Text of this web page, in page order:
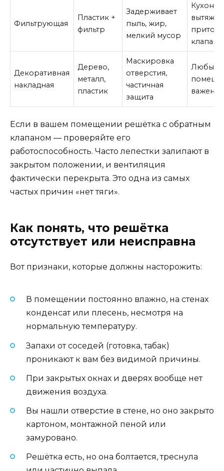
Фильтрующая
Пластик +
фильтр
Задерживает
пыль, жир,
мелкий мусор
клапаны
Декоративная
накладная
Дерево,
металл,
пластик
Маскировка
отверстия,
частичная
защита
Любые
важен
Если в вашем помещении решётка с обратным
клапаном — проверяйте его
работоспособность. Часто лепестки залипают в
закрытом положении, и вентиляция
фактически перекрыта. Это одна из самых
частых причин «нет тяги».
Как понять, что решётка
отсутствует или неисправна
Вот признаки, которые должны насторожить:
В помещении постоянно влажно, на стенах
конденсат или плесень, несмотря на
нормальную температуру.
Запахи от соседей (готовка, табак)
проникают к вам без видимой причины.
При закрытых окнах и дверях вообще нет
движения воздуха.
Вы нашли отверстие в стене, но оно закрыто
картоном, монтажной пеной или
замуровано.
Решётка есть, но она болтается, треснула